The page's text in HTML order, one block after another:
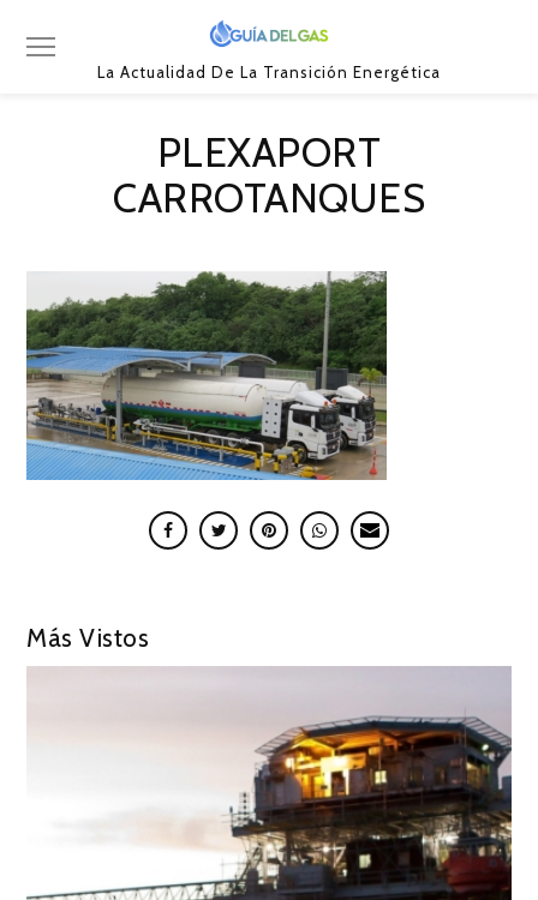
La Actualidad De La Transición Energética
PLEXAPORT
CARROTANQUES
Más Vistos